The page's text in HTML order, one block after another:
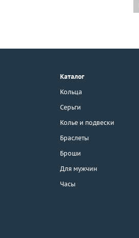
г. Москва, Тихвинский пер., д. 7,
3D-тур по шоуруму
Каталог
Кольца
Серьги
Колье и подвески
Браслеты
Броши
Для мужчин
Часы